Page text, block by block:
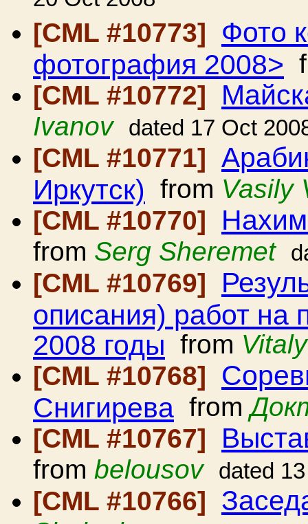
[CML #10773]
Фото
фотография 2008>
[CML #10772]
Ivanov dated 17 Oct
[CML #10771]
Иркутск) from Vasily
[CML #10770]
from Serg Sheremet
[CML #10769]
описания) работ на
2008 годы from
[CML #10768]
Снигирева from
[CML #10767]
from belousov dated
[CML #10766]